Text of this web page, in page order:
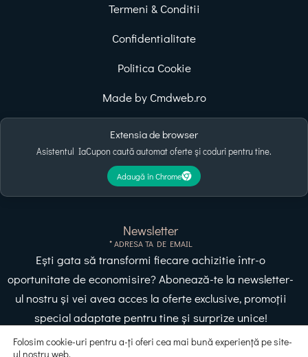
Termeni & Conditii
Confidentialitate
Politica Cookie
Made by Cmdweb.ro
Extensia de browser
Asistentul IaCupon caută automat oferte și coduri pentru tine.
Adaugă în Chrome
Newsletter
* ADRESA TA DE EMAIL
Ești gata să transformi fiecare achizitie într-o
oportunitate de economisire? Abonează-te la newsletter-
ul nostru și vei avea acces la oferte exclusive, promoții
special adaptate pentru tine și surprize unice!
Folosim cookie-uri pentru a-ți oferi cea mai bună experiență pe site-
ul nostru web.